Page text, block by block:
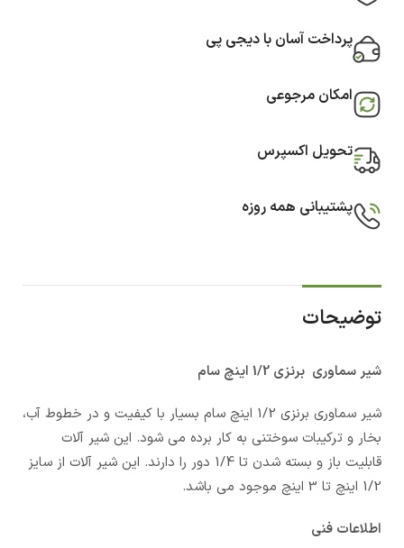
پرداخت آسان با دیجی پی
امکان مرجوعی
تحویل اکسپرس
پشتیبانی همه روزه
توضیحات
شیر سماوری برنزی 1/2 اینچ سام
شیر سماوری برنزی 1/2 اینچ سام بسیار با کیفیت و در خطوط آب،
بخار و ترکیبات سوختنی به کار برده می شود. این شیر آلات
قابلیت باز و بسته شدن تا 1/4 دور را دارند. این شیر آلات از سایز
1/2 اینچ تا 3 اینچ موجود می باشد.
اطلاعات فنی